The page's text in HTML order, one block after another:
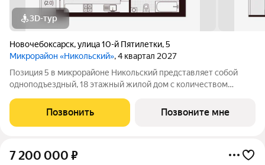
3D-тур
Новочебоксарск,улица 10-й Пятилетки,5
Микрорайон «Никольский», 4 квартал 2027
Позиция 5 в микрорайоне Никольский представляет собой
одноподъездный, 18 этажный жилой дом с количеством
тщательно продуманные планировки квартир - от 1-комнатных
до 3-комнатных, а также
Позвонить Позвоните мне
7 200 000 ₽